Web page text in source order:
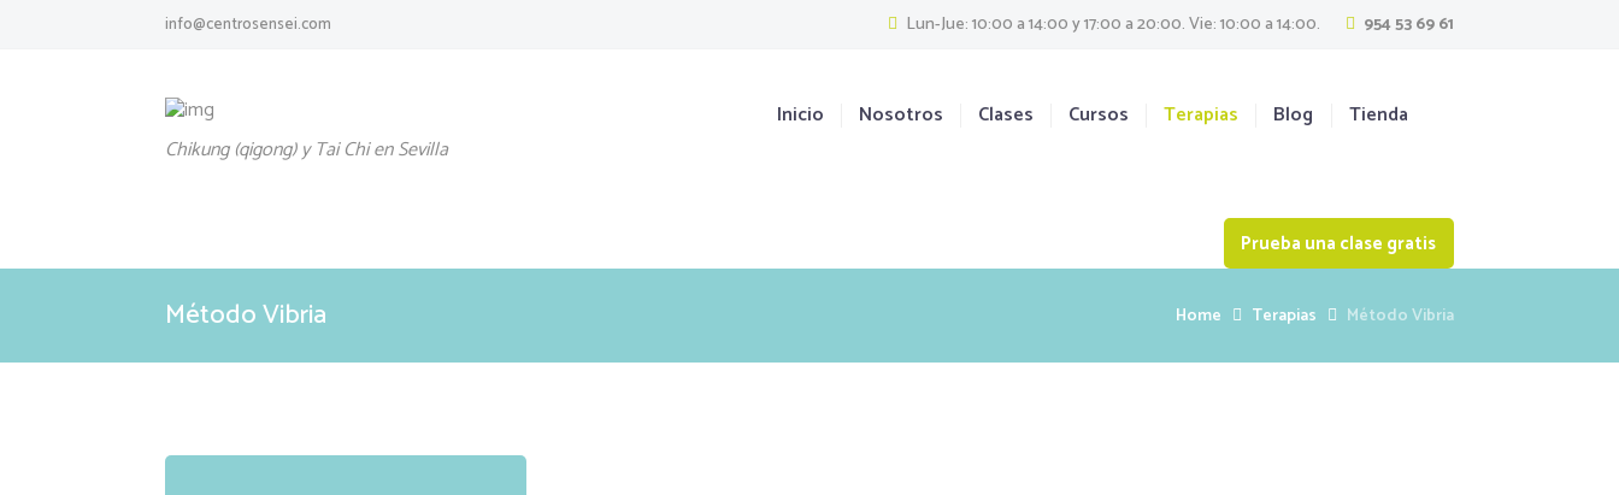
info@centrosensei.com 954 53 69 61
Lun-Jue: 10:00 a 14:00 y 17:00 a 20:00. Vie: 10:00 a 14:00.
Chikung (qigong) y Tai Chi en Sevilla
Inicio Nosotros Clases Cursos Terapias Blog Tienda
Prueba una clase gratis
Método Vibria Home Terapias Método Vibria